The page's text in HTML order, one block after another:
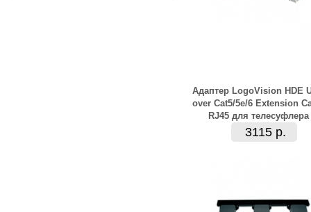
Адаптер LogoVision HDE
over Cat5/5e/6 Extension
RJ45 для телесуфлера
3115 р.